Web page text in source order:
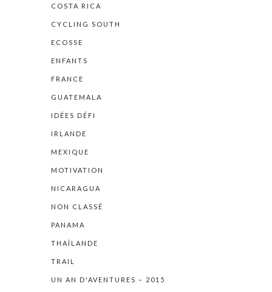
COSTA RICA
CYCLING SOUTH
ECOSSE
ENFANTS
FRANCE
GUATEMALA
IDÉES DÉFI
IRLANDE
MEXIQUE
MOTIVATION
NICARAGUA
NON CLASSÉ
PANAMA
THAÏLANDE
TRAIL
UN AN D'AVENTURES – 2015